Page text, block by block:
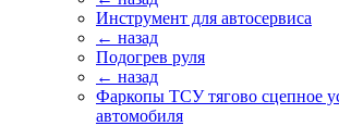
Инструмент для автосервиса
← назад
Подогрев руля
← назад
Фаркопы ТСУ тягово сцепное
автомобиля